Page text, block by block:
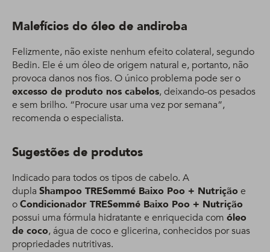
Malefícios do óleo de andiroba
Felizmente, não existe nenhum efeito colateral, segundo
Bedin. Ele é um óleo de origem natural e, portanto, não
provoca danos nos fios. O único problema pode ser o
excesso de produto nos cabelos, deixando-os pesados
e sem brilho. “Procure usar uma vez por semana”,
recomenda o especialista.
Sugestões de produtos
Indicado para todos os tipos de cabelo. A
dupla Shampoo TRESemmé Baixo Poo + Nutrição e
oCondicionador TRESemmé Baixo Poo + Nutrição
possui uma fórmula hidratante e enriquecida com óleo
de coco, água de coco e glicerina, conhecidos por suas
propriedades nutritivas.